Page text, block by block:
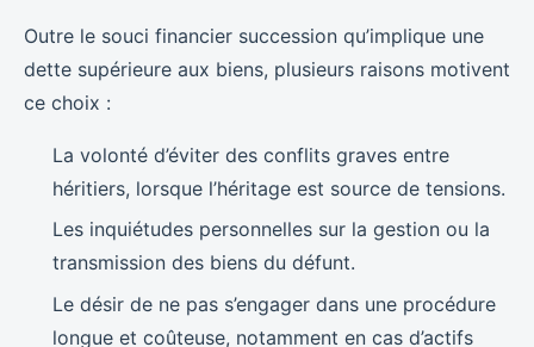
Outre le souci financier succession qu’implique une
dette supérieure aux biens, plusieurs raisons motivent
ce choix :
La volonté d’éviter des conflits graves entre
héritiers, lorsque l’héritage est source de tensions.
Les inquiétudes personnelles sur la gestion ou la
transmission des biens du défunt.
Le désir de ne pas s’engager dans une procédure
longue et coûteuse, notamment en cas d’actifs